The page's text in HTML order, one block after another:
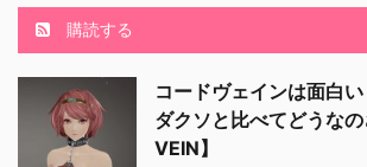
購読する
コードヴェインは面白
ダクソと比べてどうな
VEIN】